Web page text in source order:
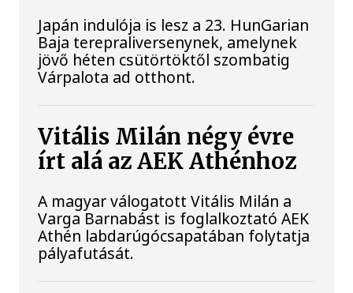
Japán indulója is lesz a 23. HunGarian
Baja terepraliversenynek, amelynek
jövő héten csütörtöktől szombatig
Várpalota ad otthont.
Vitális Milán négy évre
írt alá az AEK Athénhoz
A magyar válogatott Vitális Milán a
Varga Barnabást is foglalkoztató AEK
Athén labdarúgócsapatában folytatja
pályafutását.